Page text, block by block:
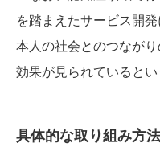
を踏まえたサービス開
本人の社会とのつなが
効果が見られているとい
具体的な取り組み方法